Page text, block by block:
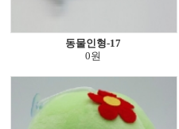
동물인형-17
0원